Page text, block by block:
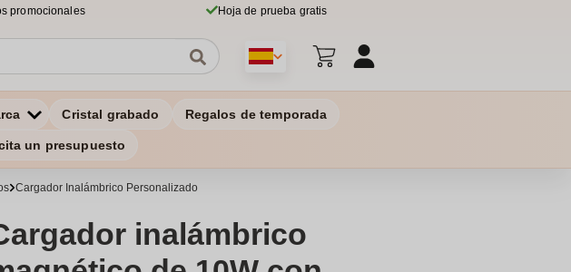
promocionales Hoja de prueba gratis
Cristal grabado Regalos de temporada
un presupuesto
Cargador Inalámbrico Personalizado
inalámbrico